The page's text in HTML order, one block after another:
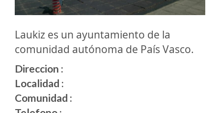
Laukiz es un ayuntamiento de la
comunidad autónoma de País Vasco.
Direccion :
Localidad :
Comunidad :